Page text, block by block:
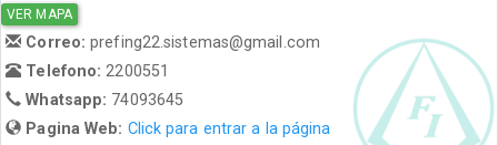
VER MAPA
Correo:prefing22.sistemas@gmail.com
Telefono: 2200551
Whatsapp: 74093645
Pagina Web: Click para entrar a la página